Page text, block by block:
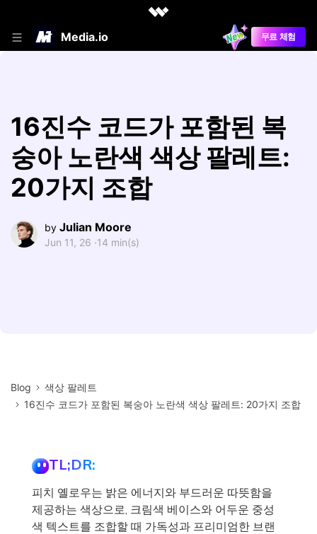
Media.io 무료 체험
16진수 코드가 포함된 복
숭아 노란색 색상 팔레트:
20가지 조합
by Julian Moore
Jun 11, 26 ·14 min(s)
Blog
색상 팔레트
16진수 코드가 포함된 복숭아 노란색 색상 팔레트: 20가지 조합
TL;DR:
피치 옐로우는 밝은 에너지와 부드러운 따뜻함을
제공하는 색상으로, 크림색 베이스와 어두운 중성
색 텍스트를 조합할 때 가독성과 프리미엄한 브랜